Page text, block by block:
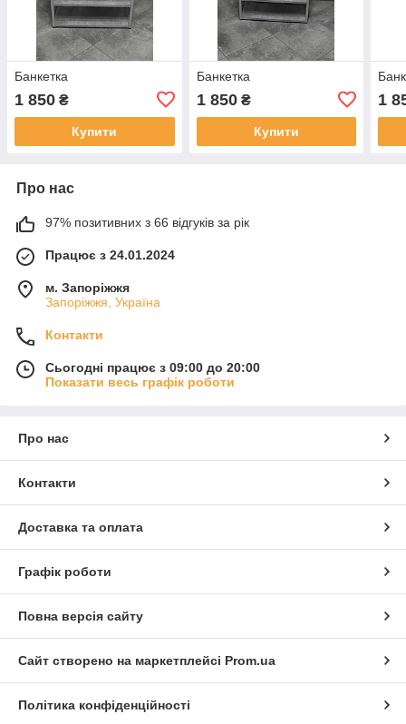
Банкетка
1 850 ₴
Купити
Банкетка
1 850₴
Купити
1
Про нас
97% позитивних з 66 відгуків за рік
Працює з 24.01.2024
м. Запоріжжя
Запоріжжя, Україна
Контакти
Сьогодні працює з 09:00 до 20:00
Показати весь графік роботи
Про нас
Контакти
Доставка та оплата
Графік роботи
Повна версія сайту
Сайт створено на маркетплейсі Prom.ua
Політика конфіденційності